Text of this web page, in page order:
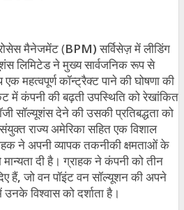
मैनेजमेंट (BPM)सर्विसेज़ में लीडिंग
लिमिटेड ने मुख्य सार्वजनिक रूप से
महत्वपूर्ण कॉन्ट्रैक्ट पाने की घोषणा की
में कंपनी की बढ़ती उपस्थिति को रेखांकित
सॉल्यूशंस देने की उसकी प्रतिबद्धता को
राज्य अमेरिका सहित एक विशाल
ने अपनी व्यापक तकनीकी क्षमताओं के
दी है। ग्राहक ने कंपनी को तीन
हैं,जो वन पॉइंट वन सॉल्यूशन की अपने
विश्वास को दर्शाता है।